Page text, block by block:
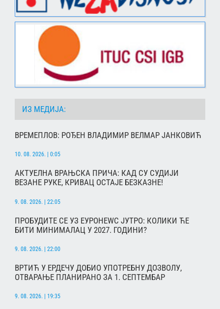
ИЗ МЕДИЈА:
ВРЕМЕПЛОВ: РОЂЕН ВЛАДИМИР ВЕЛМАР ЈАНКОВИЋ
10. 08. 2026. | 0:05
АКТУЕЛНА ВРАЊСКА ПРИЧА: КАД СУ СУДИЈИ
ВЕЗАНЕ РУКЕ, КРИВАЦ ОСТАЈЕ БЕЗКАЗНЕ!
9. 08. 2026. | 22:05
ПРОБУДИТЕ СЕ УЗ ЕУРОНЕWС ЈУТРО: КОЛИКИ ЋЕ
БИТИ МИНИМАЛАЦ У 2027. ГОДИНИ?
9. 08. 2026. | 22:00
ВРТИЋ У ЕРДЕЧУ ДОБИО УПОТРЕБНУ ДОЗВОЛУ,
ОТВАРАЊЕ ПЛАНИРАНО ЗА 1. СЕПТЕМБАР
9. 08. 2026. | 19:35